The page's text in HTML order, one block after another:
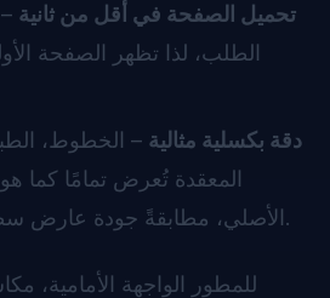
تحميل الصفحة في أقل من ثانية
الطلب، لذا تظهر الصفحة
دقة بكسلية مثالية – الخطوط،
المعقدة تُعرض تمامًا كما
الأصلي، مطابقةً جودة عارض سطح المكتب الأصلي.
للمطور الواجهة الأمامية،